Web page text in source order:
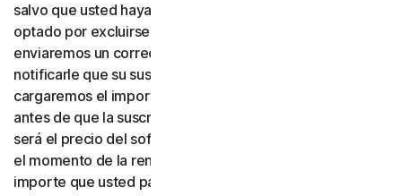
salvo que usted haya decidido no inscribirse o haya
optado por excluirse de la renovación automática. Le
enviaremos un correo electrónico con antelación para
notificarle que su suscripción está próxima a renovarse y
cargaremos el importe a su tipo de pago hasta 35 días
antes de que la suscripción finalice. El importe cargado
será el precio del software o de los servicios vigente en
el momento de la renovación, que puede ser distinto del
importe que usted pagó originalmente. Es su